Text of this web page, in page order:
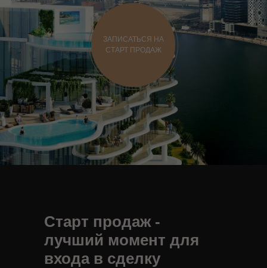
ЗАПИСАТЬСЯ НА
СТАРТ ПРОДАЖ
Старт продаж -
лучший момент для
входа в сделку